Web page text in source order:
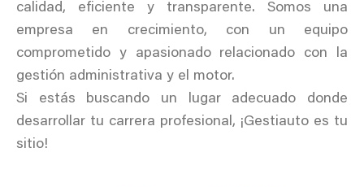
calidad, eficiente y transparente. Somos una
empresa en crecimiento, con un equipo
comprometido y apasionado relacionado con la
gestión administrativa y el motor.
Si estás buscando un lugar adecuado donde
desarrollar tu carrera profesional, ¡Gestiauto es tu
sitio!